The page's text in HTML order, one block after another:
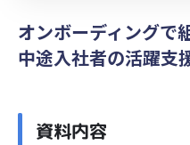
オンボーディングで
中途入社者の活躍支
資料内容